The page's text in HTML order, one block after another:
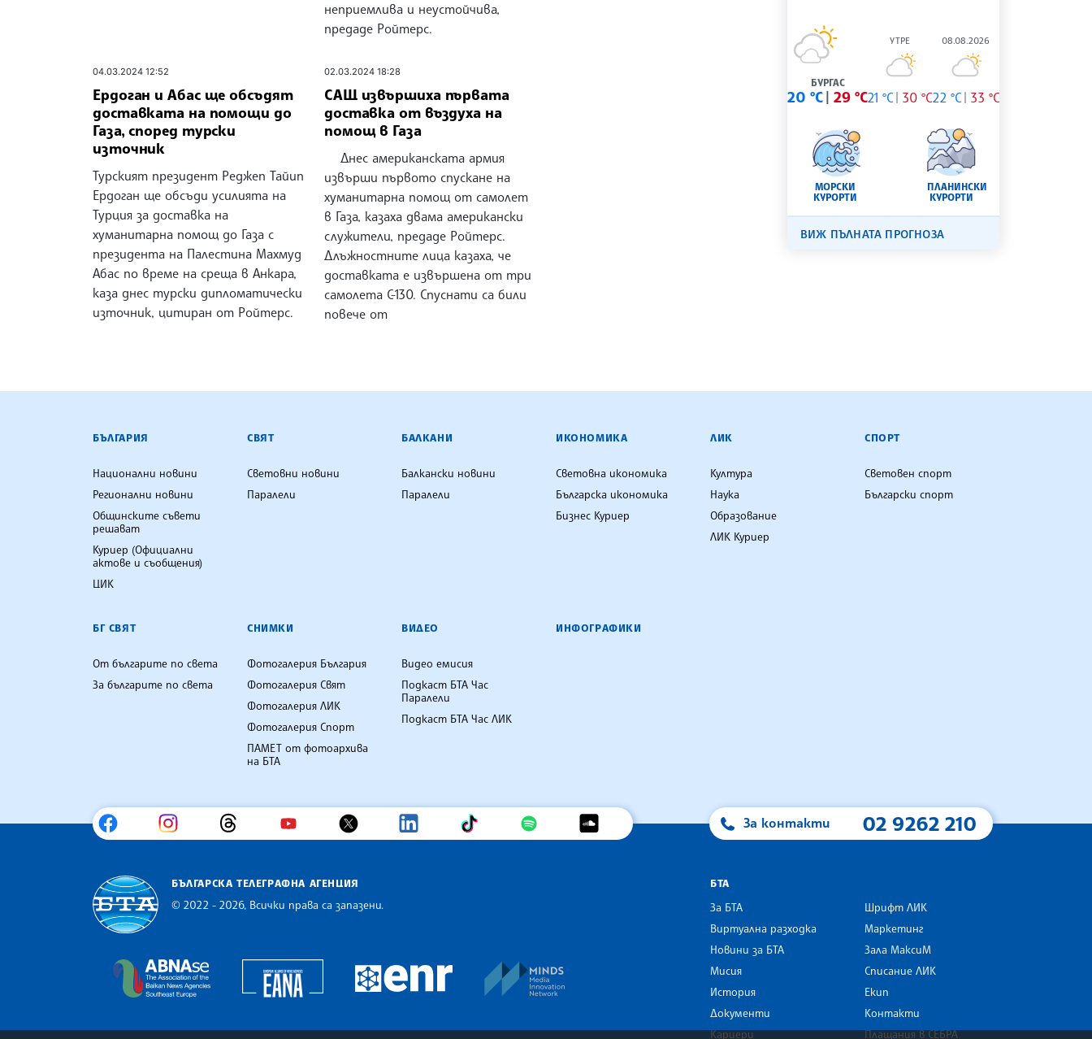
неприемлива и неустойчива,
предаде Ройтерс.
04.03.2024 12:52
Ердоган и Абас ще обсъдят
доставката на помощи до
Газа, според турски
източник
Турският президент Реджеп Тайип
Ердоган ще обсъди усилията на
Турция за доставка на
хуманитарна помощ до Газа с
президента на Палестина Махмуд
Абас по време на среща в Анкара,
каза днес турски дипломатически
източник, цитиран от Ройтерс.
02.03.2024 18:28
САЩ извършиха първата
доставка от въздуха на
помощ в Газа
Днес американската армия
извърши първото спускане на
хуманитарна помощ от самолет
в Газа, казаха двама американски
служители, предаде Ройтерс.
Длъжностните лица казаха, че
доставката е извършена от три
самолета C-130. Спуснати са били
повече от
БУРГАС
20 °C 29 °C
УТРЕ
21 °C 30 °C
08.08.2026
22 °C 33 °C
МОРСКИ
КУРОРТИ
ПЛАНИНСКИ
КУРОРТИ
ВИЖ ПЪЛНАТА ПРОГНОЗА
БЪЛГАРСКА ТЕЛЕГРАФНА АГЕНЦИЯ
БЪЛГАРИЯ
Национални новини
Регионални новини
Общинските съвети
решават
Куриер (Официални
актове и съобщения)
ЦИК
СВЯТ
Световни новини
Паралели
БАЛКАНИ
Балкански новини
Паралели
ИКОНОМИКА
Световна икономика
Българска икономика
Бизнес Куриер
ЛИК
Култура
Наука
Образование
ЛИК Куриер
СПОРТ
Световен спорт
Български спорт
БГ СВЯТ
От българите по света
За българите по света
СНИМКИ
Фотогалерия България
Фотогалерия Свят
Фотогалерия ЛИК
Фотогалерия Спорт
ПАМЕТ от фотоархива
на БТА
ВИДЕО
Видео емисия
Подкаст БТА Час
Паралели
Подкаст БТА Час ЛИК
ИНФОГРАФИКИ
За контакти 02 9262 210
БЪЛГАРСКА ТЕЛЕГРАФНА АГЕНЦИЯ
© 2022 - 2026, Всички права са запазени.
The Assocoation of the Balkan News Agencies Southeast Europe
European Alliance of News Agencies
European Newsroom MINDS Media Innovation Network
БТА
За БТА
Виртуална разходка
Новини за БТА
Мисия
История
Документи
Кариери
Шрифт ЛИК
Маркетинг
Зала МаксиМ
Списание ЛИК
Екип
Контакти
Плащания в СЕБРА